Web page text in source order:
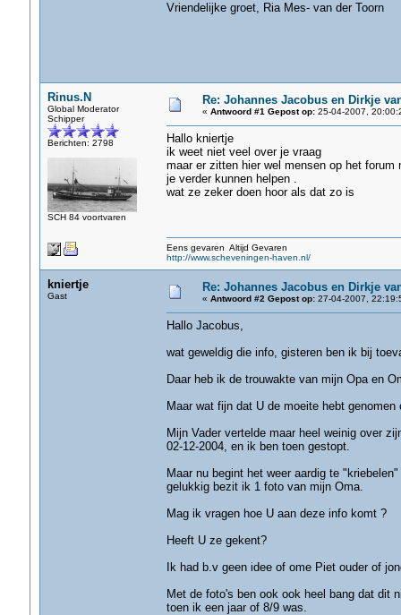
Vriendelijke groet, Ria Mes- van der Toorn
Rinus.N
Global Moderator
Schipper
Berichten: 2798
SCH 84 voortvaren
Re: Johannes Jacobus en Dirkje
« Antwoord #1 Gepost op:25-04-2007,
Hallo kniertje
ik weet niet veel over je vraag
maar er zitten hier wel mensen op het
je verder kunnen helpen .
wat ze zeker doen hoor als dat zo is
Eens gevaren Altijd Gevaren
http://www.scheveningen-haven.nl/
kniertje
Gast
Re: Johannes Jacobus en Dirkje
« Antwoord #2 Gepost op:27-04-2007,
Hallo Jacobus,
wat geweldig die info, gisteren ben ik bij
Daar heb ik de trouwakte van mijn Opa en
Maar wat fijn dat U de moeite hebt
Mijn Vader vertelde maar heel weinig over
02-12-2004, en ik ben toen gestopt.
Maar nu begint het weer aardig te "kriebelen"
gelukkig bezit ik 1 foto van mijn Oma.
Mag ik vragen hoe U aan deze info komt ?
Heeft U ze gekent?
Ik had b.v geen idee of ome Piet ouder of
Met de foto's ben ook ook heel bang dat dit
toen ik een jaar of 8/9 was.